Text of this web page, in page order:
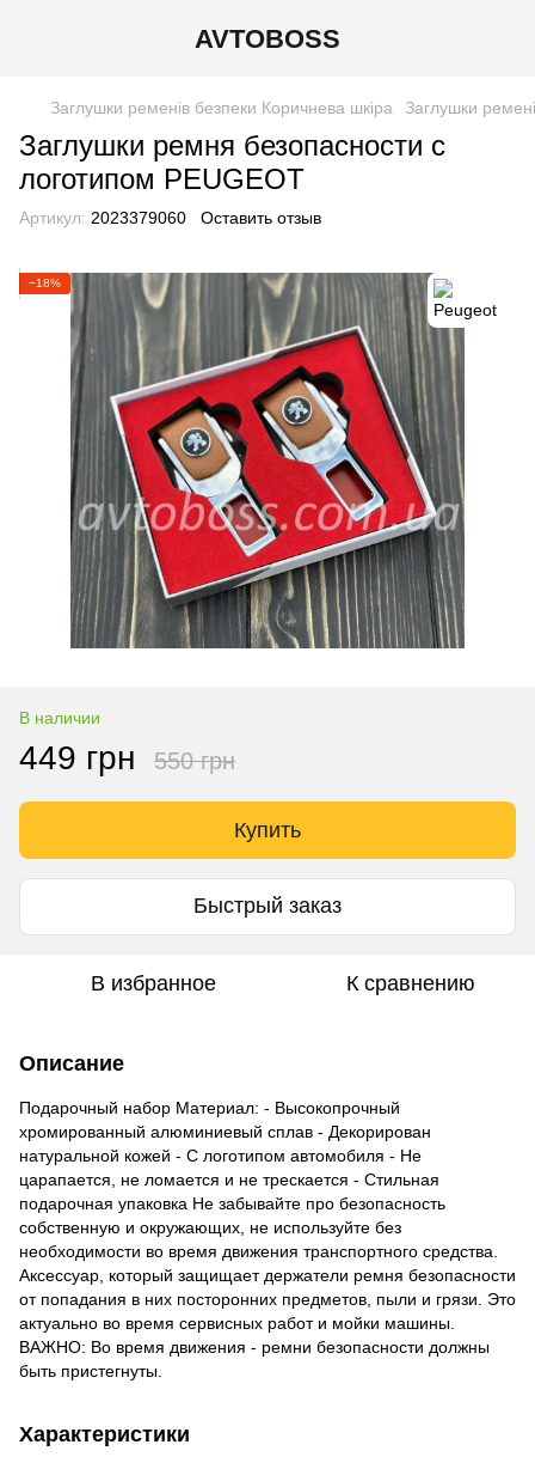
AVTOBOSS
Заглушки ременів безпеки Коричнева шкіра Заглушки
Заглушки ремня безопасности с
логотипом PEUGEOT
Артикул: 2023379060 Оставить отзыв
−18%
В наличии
449 грн 550 грн
Купить
Быстрый заказ
В избранное К сравнению
Описание
Подарочный набор Материал: - Высокопрочный
хромированный алюминиевый сплав - Декорирован
натуральной кожей - С логотипом автомобиля - Не
царапается, не ломается и не трескается - Стильная
подарочная упаковка Не забывайте про безопасность
собственную и окружающих, не используйте без
необходимости во время движения транспортного средства.
Аксессуар, который защищает держатели ремня безопасности
от попадания в них посторонних предметов, пыли и грязи. Это
актуально во время сервисных работ и мойки машины.
ВАЖНО: Во время движения - ремни безопасности должны
быть пристегнуты.
Характеристики